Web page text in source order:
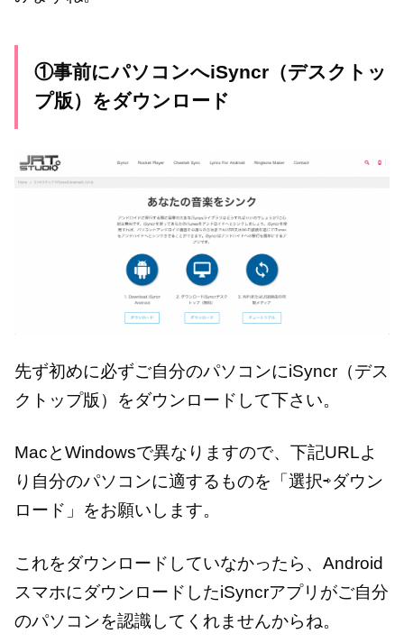
①事前にパソコンへiSyncr（デスクトッ
プ版）をダウンロード
先ず初めに必ずご自分のパソコンにiSyncr（デス
クトップ版）をダウンロードして下さい。
MacとWindowsで異なりますので、下記URLよ
り自分のパソコンに適するものを「選択⇨ダウン
ロード」をお願いします。
これをダウンロードしていなかったら、Android
スマホにダウンロードしたiSyncrアプリがご自分
のパソコンを認識してくれませんからね。